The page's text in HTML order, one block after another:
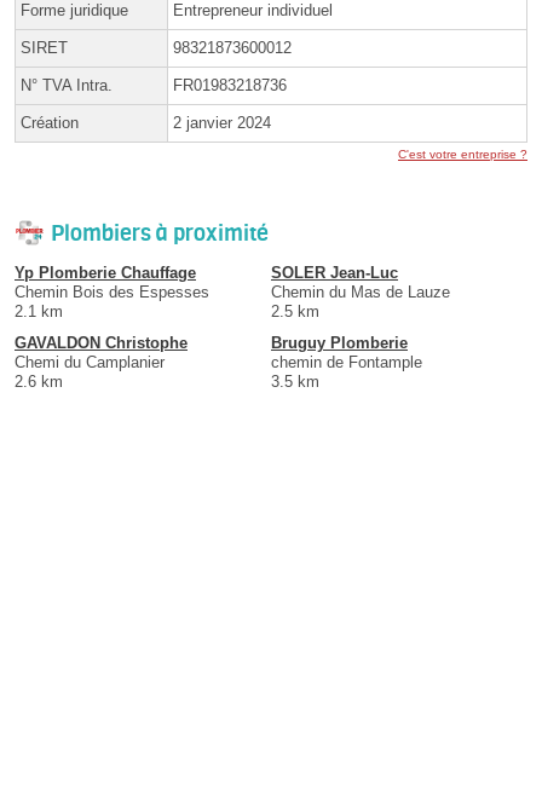
Forme juridique Entrepreneur individuel
SIRET 98321873600012
N° TVA Intra. FR01983218736
Création 2 janvier 2024
C'est votre entreprise ?
Plombiers à proximité
Yp Plomberie Chauffage
Chemin Bois des Espesses
2.1 km
SOLER Jean-Luc
Chemin du Mas de Lauze
2.5 km
GAVALDON Christophe
Chemi du Camplanier
2.6 km
Bruguy Plomberie
chemin de Fontample
3.5 km